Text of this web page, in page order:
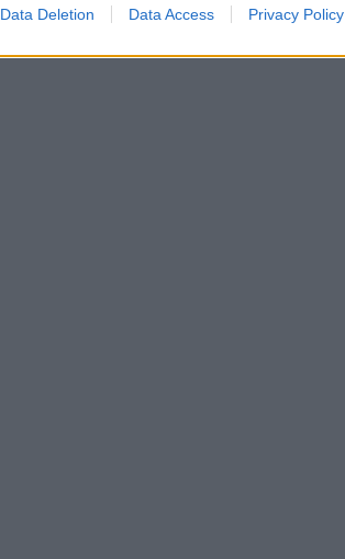
Data Deletion Data Access Privacy Policy